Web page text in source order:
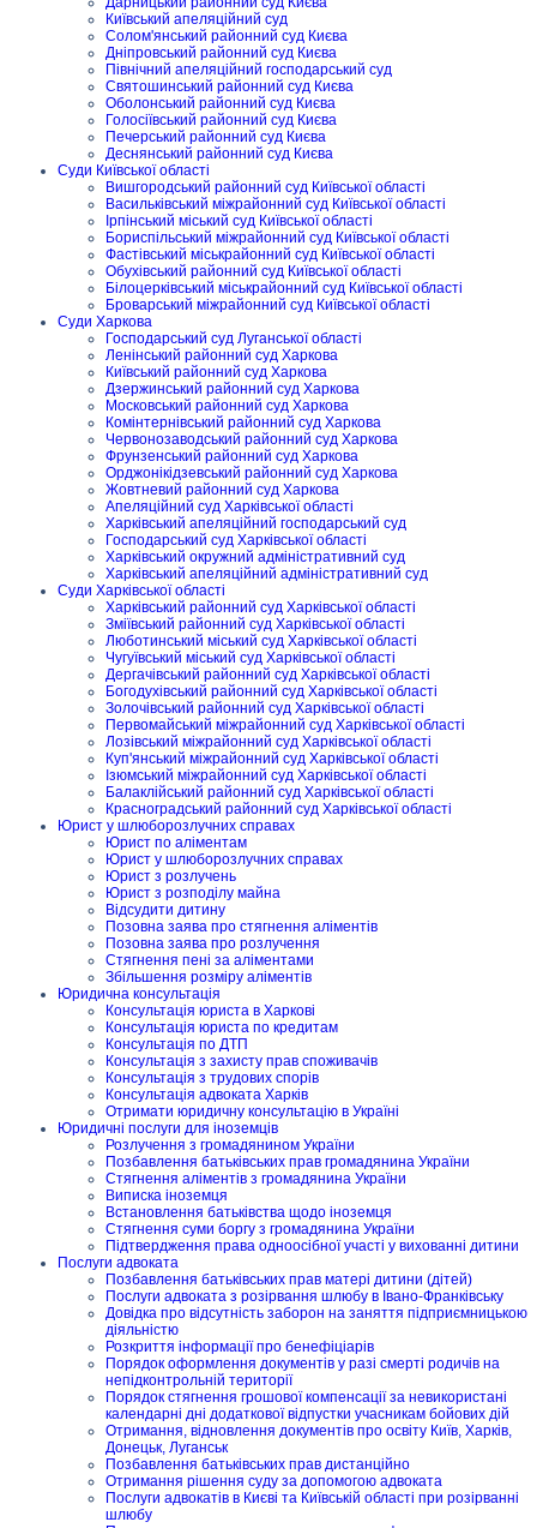
Київський апеляційний суд
Солом'янський районний суд Києва
Дніпровський районний суд Києва
Північний апеляційний господарський суд
Святошинський районний суд Києва
Оболонський районний суд Києва
Голосіївський районний суд Києва
Печерський районний суд Києва
Деснянський районний суд Києва
Суди Київської області
Вишгородський районний суд Київської області
Васильківський міжрайонний суд Київської області
Ірпінський міський суд Київської області
Бориспільський міжрайонний суд Київської області
Фастівський міськрайонний суд Київської області
Обухівський районний суд Київської області
Білоцерківський міськрайонний суд Київської області
Броварський міжрайонний суд Київської області
Суди Харкова
Господарський суд Луганської області
Ленінський районний суд Харкова
Київський районний суд Харкова
Дзержинський районний суд Харкова
Московський районний суд Харкова
Комінтернівський районний суд Харкова
Червонозаводський районний суд Харкова
Фрунзенський районний суд Харкова
Орджонікідзевський районний суд Харкова
Жовтневий районний суд Харкова
Апеляційний суд Харківської області
Харківський апеляційний господарський суд
Господарський суд Харківської області
Харківський окружний адміністративний суд
Харківський апеляційний адміністративний суд
Суди Харківської області
Харківський районний суд Харківської області
Зміївський районний суд Харківської області
Люботинський міський суд Харківської області
Чугуївський міський суд Харківської області
Дергачівський районний суд Харківської області
Богодухівський районний суд Харківської області
Золочівський районний суд Харківської області
Первомайський міжрайонний суд Харківської області
Лозівський міжрайонний суд Харківської області
Куп'янський міжрайонний суд Харківської області
Ізюмський міжрайонний суд Харківської області
Балаклійський районний суд Харківської області
Красноградський районний суд Харківської області
Юрист у шлюборозлучних справах
Юрист по аліментам
Юрист у шлюборозлучних справах
Юрист з розлучень
Юрист з розподілу майна
Відсудити дитину
Позовна заява про стягнення аліментів
Позовна заява про розлучення
Стягнення пені за аліментами
Збільшення розміру аліментів
Юридична консультація
Консультація юриста в Харкові
Консультація юриста по кредитам
Консультація по ДТП
Консультація з захисту прав споживачів
Консультація з трудових спорів
Консультація адвоката Харків
Отримати юридичну консультацію в Україні
Юридичні послуги для іноземців
Розлучення з громадянином України
Позбавлення батьківських прав громадянина України
Стягнення аліментів з громадянина України
Виписка іноземця
Встановлення батьківства щодо іноземця
Стягнення суми боргу з громадянина України
Підтвердження права одноосібної участі у вихованні дитини
Послуги адвоката
Позбавлення батьківських прав матері дитини (дітей)
Послуги адвоката з розірвання шлюбу в Івано-Франківську
Довідка про відсутність заборон на заняття підприємницькою
діяльністю
Розкриття інформації про бенефіціарів
Порядок оформлення документів у разі смерті родичів на
непідконтрольній території
Порядок стягнення грошової компенсації за невикористані
календарні дні додаткової відпустки учасникам бойових дій
Отримання, відновлення документів про освіту Київ, Харків,
Донецьк, Луганськ
Позбавлення батьківських прав дистанційно
Отримання рішення суду за допомогою адвоката
Послуги адвокатів в Києві та Київській області при розірванні
шлюбу